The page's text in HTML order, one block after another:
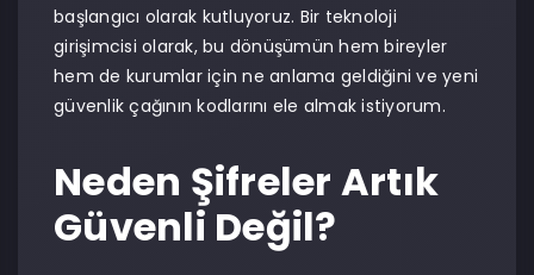
başlangıcı olarak kutluyoruz. Bir teknoloji
girişimcisi olarak, bu dönüşümün hem bireyler
hem de kurumlar için ne anlama geldiğini ve yeni
güvenlik çağının kodlarını ele almak istiyorum.
Neden Şifreler Artık
Güvenli Değil?